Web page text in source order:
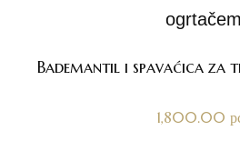
Bademantil i spavaćica za
1,800.00